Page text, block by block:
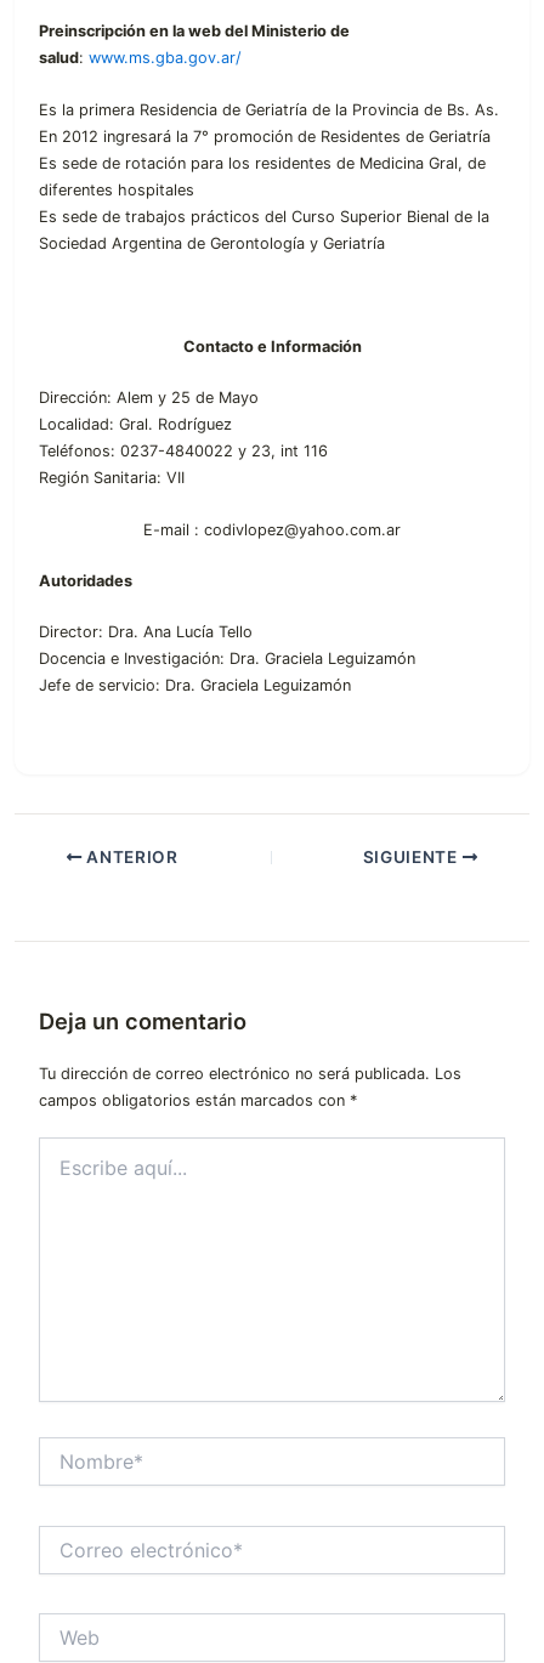
Preinscripción en la web del Ministerio de
salud: www.ms.gba.gov.ar/
Es la primera Residencia de Geriatría de la Provincia de Bs. As.
En 2012 ingresará la 7° promoción de Residentes de Geriatría
Es sede de rotación para los residentes de Medicina Gral, de
diferentes hospitales
Es sede de trabajos prácticos del Curso Superior Bienal de la
Sociedad Argentina de Gerontología y Geriatría
Contacto e Información
Dirección: Alem y 25 de Mayo
Localidad: Gral. Rodríguez
Teléfonos: 0237-4840022 y 23, int 116
Región Sanitaria: VII
E-mail : codivlopez@yahoo.com.ar
Autoridades
Director: Dra. Ana Lucía Tello
Docencia e Investigación: Dra. Graciela Leguizamón
Jefe de servicio: Dra. Graciela Leguizamón
ANTERIOR SIGUIENTE
Deja un comentario
Tu dirección de correo electrónico no será publicada. Los
campos obligatorios están marcados con *
aquí...
electrónico*